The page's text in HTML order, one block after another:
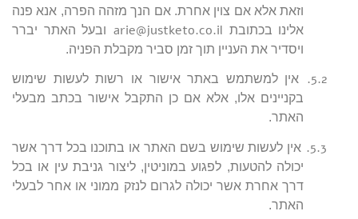
וזאת אלא אם צוין אחרת. אם הנך מזהה הפרה, אנא פנה
אלינו בכתובת arie@justketo.co.il ובעל האתר יברר
ויסדיר את העניין תוך זמן סביר מקבלת הפניה.
5.2.
אין למשתמש באתר אישור או רשות לעשות שימוש
בקניינים אלו, אלא אם כן התקבל אישור בכתב מבעלי
האתר.
5.3.
אין לעשות שימוש בשם האתר או בתוכנו בכל דרך אשר
יכולה להטעות, לפגוע במוניטין, ליצור גניבת עין או בכל
דרך אחרת אשר יכולה לגרום לנזק ממוני או אחר לבעלי
האתר.